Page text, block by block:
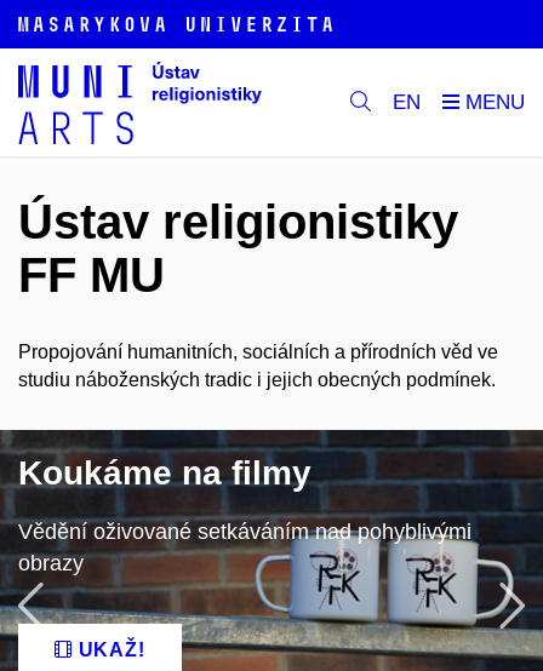
EN
Ústav religionistiky
FF MU
Propojování humanitních, sociálních a přírodních věd ve
studiu náboženských tradic i jejich obecných podmínek.
Koukáme na filmy
Vědění oživované setkáváním nad pohyblivými
obrazy
UKAŽ!
Předchozí